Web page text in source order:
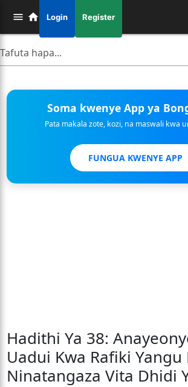
Login Register
Soma kwenye App ya
Pata makala zote, kozi, na maswali kwa
FUNGUA KWENYE APP
Hadithi Ya 38:
Uadui Kwa Rafiki
Ninatangaza Vita Dhidi